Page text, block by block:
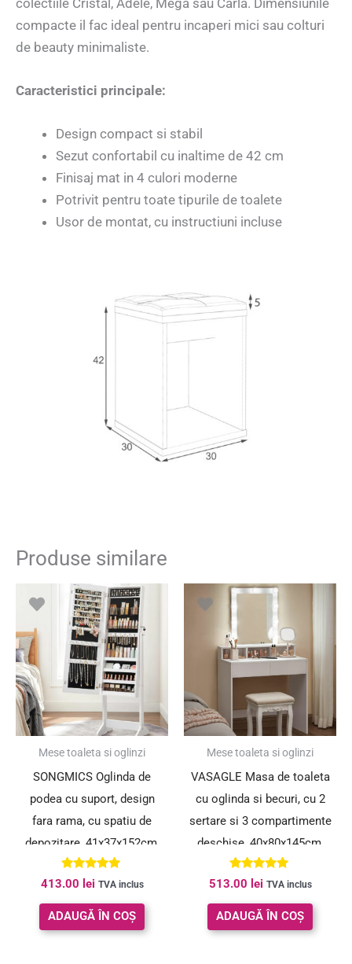
compacte il fac ideal pentru incaperi mici sau colturi
de beauty minimaliste.
Caracteristici principale:
Design compact si stabil
Sezut confortabil cu inaltime de 42 cm
Finisaj mat in 4 culori moderne
Potrivit pentru toate tipurile de toalete
Usor de montat, cu instructiuni incluse
Produse similare
Mese toaleta si oglinzi
SONGMICS Oglinda de
podea cu suport, design
fara rama, cu spatiu de
depozitare, 41x37x152cm,
alb
Evaluat la
5.00
din 5
413.00 lei TVA inclus
ADAUGĂ ÎN COȘ
Mese toaleta si oglinzi
VASAGLE Masa de toaleta
cu oglinda si becuri, cu 2
sertare si 3 compartimente
deschise, 40x80x145cm,
modern, alb
Evaluat la
5.00
din 5
513.00 lei TVA inclus
ADAUGĂ ÎN COȘ